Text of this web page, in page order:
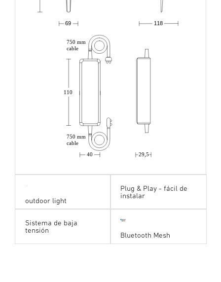
118
69
29,5
40
110
750 mm
cable
750 mm
cable
outdoor light
Plug & Play - fácil de
instalar
Sistema de baja
tensión
Bluetooth Mesh